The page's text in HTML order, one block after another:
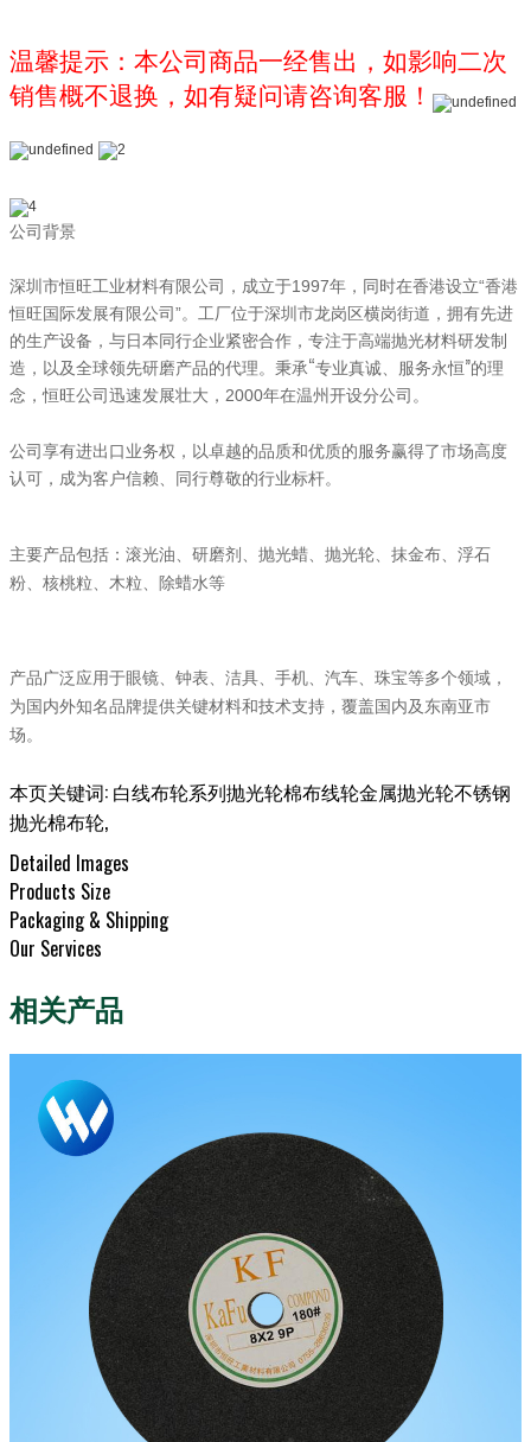
温馨提示：本公司商品一经售出，如影响二次
销售概不退换，如有疑问请咨询客服！
公司背景
深圳市恒旺工业材料有限公司，成立于1997年，同时在香港设立“香港
恒旺国际发展有限公司”。工厂位于深圳市龙岗区横岗街道，拥有先进
的生产设备， 与日本同行企业紧密合作， 专注于高端抛光材料研发制
造，以及全球领先研磨产品的代理。 秉承“专业真诚、服务永恒”的理
念，恒旺公司迅速发展壮大 ，2000年在温州开设分公司。
公司享有进出口业务权，以卓越的品质和优质的服务赢得了市场高度
认可，成为客户信赖、同行尊敬的行业标杆。
主要产品包括：滚光油、研磨剂、抛光蜡、抛光轮、抹金布、浮石
粉、核桃粒、木粒、除蜡水等
产品广泛应用于眼镜、钟表、洁具、手机、汽车、珠宝等多个领域，
为国内外知名品牌提供关键材料和技术支持，覆盖国内及东南亚市
场。
本页关键词: 白线布轮系列抛光轮棉布线轮金属抛光轮不锈钢
抛光棉布轮,
Detailed Images
Products Size
Packaging & Shipping
Our Services
相关产品